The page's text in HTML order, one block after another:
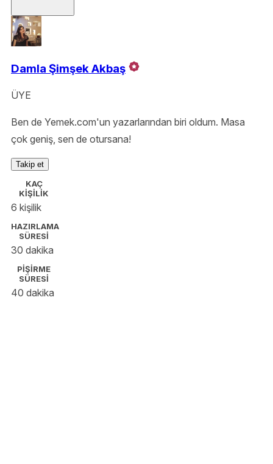
Damla Şimşek Akbaş
ÜYE
Ben de Yemek.com'un yazarlarından biri oldum. Masa
çok geniş, sen de otursana!
Takip et
KAÇ
KİŞİLİK
6 kişilik
HAZIRLAMA
SÜRESİ
30 dakika
PİŞİRME
SÜRESİ
40 dakika